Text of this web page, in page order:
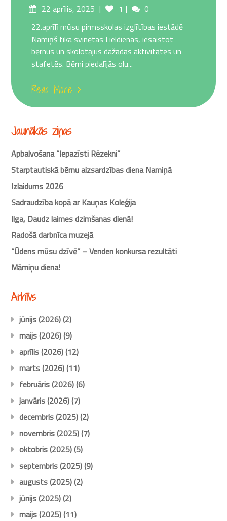
Posted22 aprīlis, 2025 1 Comments
0
22.aprīlī mūsu pirmsskolas izglītības iestādē
Namiņš tika svinētas Lieldienas, iesaistot
bērnus un skolotājus dažādās aktivitātēs un
stafetēs. Bērni piedalījās olu...
Read More
Jaunākās ziņas
Apbalvošana “Iepazīsti Rēzekni”
Starptautiskā bērnu aizsardzības diena Namiņā
Izlaidums 2026
Sadraudzība kopā ar Kauņas Koleģija
Ilga, Daudz laimes dzimšanas dienā!
Radošā darbnīca muzejā
“Ūdens mūsu dzīvē” – Venden konkursa rezultāti
Māmiņu diena!
Arhīvs
jūnijs (2026)(2)
maijs (2026)(9)
aprīlis (2026)(12)
marts (2026)(11)
februāris (2026)(6)
janvāris (2026)(7)
decembris (2025)(2)
novembris (2025)(7)
oktobris (2025)(5)
septembris (2025)(9)
augusts (2025)(2)
jūnijs (2025)(2)
maijs (2025)(11)